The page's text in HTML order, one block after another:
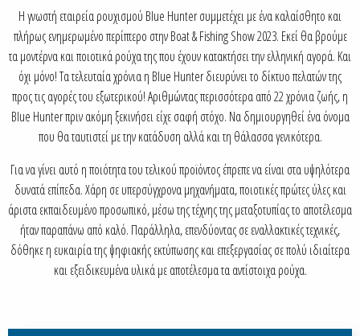
Η γνωστή εταιρεία ρουχισμού Blue Hunter συμμετέχει με ένα καλαίσθητο και
πλήρως ενημερωμένο περίπτερο στην Boat & Fishing Show 2023. Εκεί θα βρούμε
τα μοντέρνα και ποιοτικά ρούχα της που έχουν κατακτήσει την ελληνική αγορά. Και
όχι μόνο! Τα τελευταία χρόνια η Blue Hunter διευρύνει το δίκτυο πελατών της
προς τις αγορές του εξωτερικού! Αριθμώντας περισσότερα από 22 χρόνια ζωής, η
Blue Hunter πριν ακόμη ξεκινήσει είχε σαφή στόχο. Να δημιουργηθεί ένα όνομα
που θα ταυτιστεί με την κατάδυση αλλά και τη θάλασσα γενικότερα.
Για να γίνει αυτό η ποιότητα του τελικού προϊόντος έπρεπε να είναι στα υψηλότερα
δυνατά επίπεδα. Χάρη σε υπερσύγχρονα μηχανήματα, ποιοτικές πρώτες ύλες και
άριστα εκπαιδευμένο προσωπικό, μέσω της τέχνης της μεταξοτυπίας το αποτέλεσμα
ήταν παραπάνω από καλό. Παράλληλα, επενδύοντας σε εναλλακτικές τεχνικές,
δόθηκε η ευκαιρία της ψηφιακής εκτύπωσης και επεξεργασίας σε πολύ ιδιαίτερα
και εξειδικευμένα υλικά με αποτέλεσμα τα αντίστοιχα ρούχα.